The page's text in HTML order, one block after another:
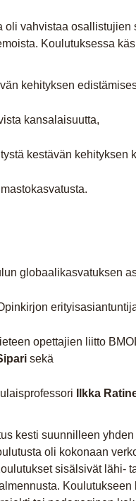
oli vahvistaa
Koulutuksessa
kehityksen
kansalaisuutta,
kestävän kehityksen
globaalikasvatuksen
opettajien liitto
sekä
Ilkka
kesti suunnilleen
oli kokonaan
sisälsivät lähi-